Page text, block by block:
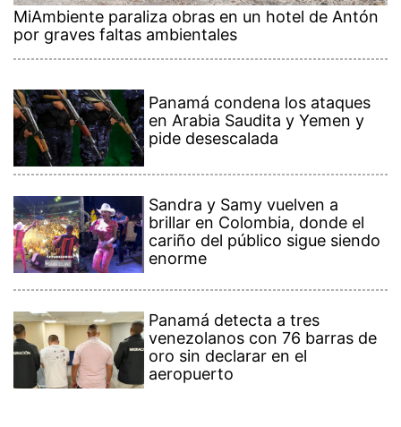
MiAmbiente paraliza obras en un hotel de Antón
por graves faltas ambientales
Panamá condena los ataques
en Arabia Saudita y Yemen y
pide desescalada
Sandra y Samy vuelven a
brillar en Colombia, donde el
cariño del público sigue siendo
enorme
Panamá detecta a tres
venezolanos con 76 barras de
oro sin declarar en el
aeropuerto